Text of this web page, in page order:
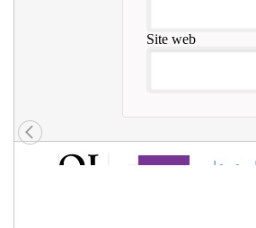
Site web